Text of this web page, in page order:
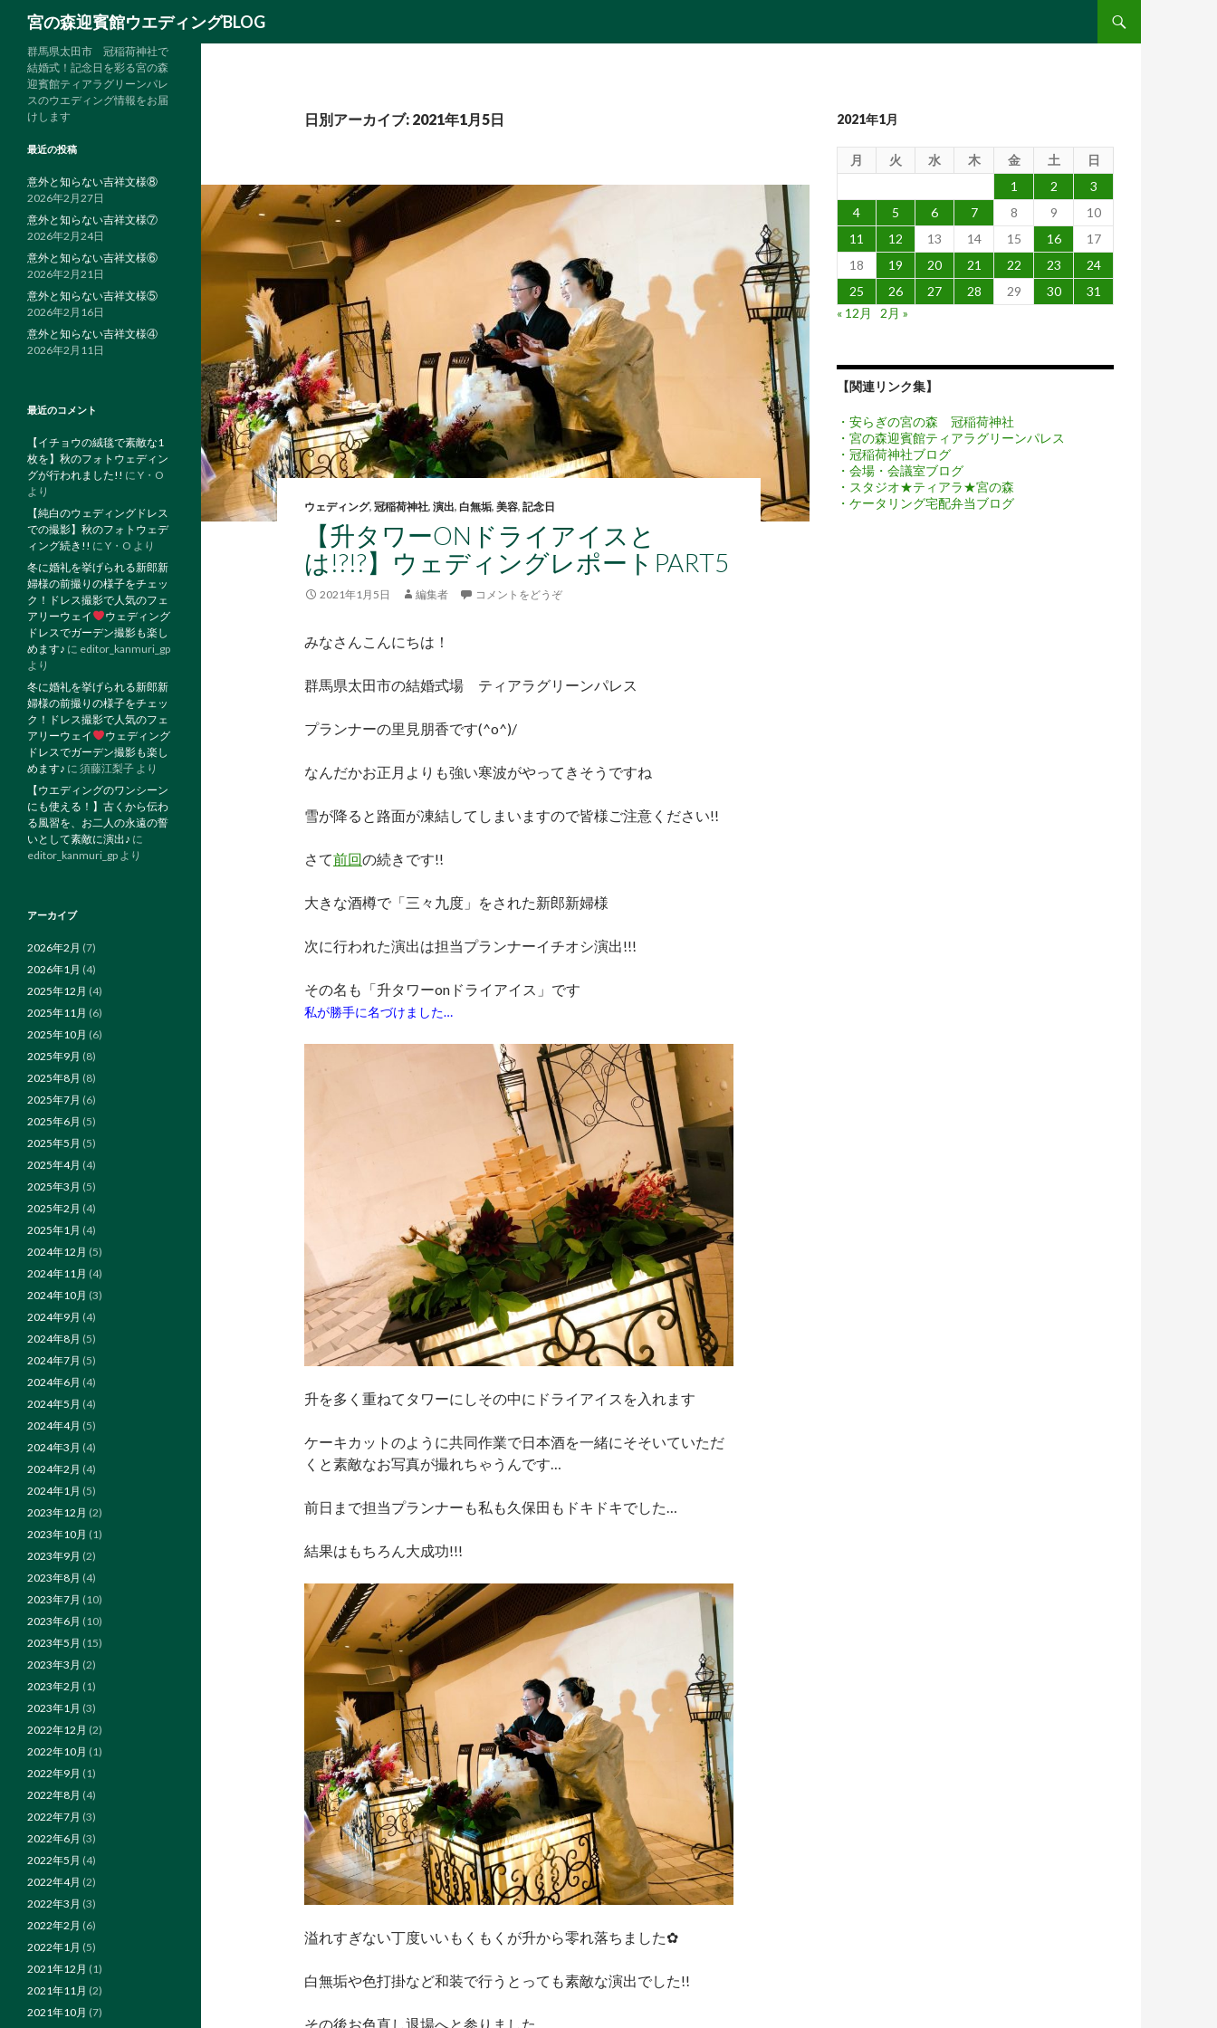
宮の森迎賓館ウエディングBLOG
日別アーカイブ: 2021年1月5日
ウェディング, 冠稲荷神社, 演出, 白無垢, 美容, 記念日
【升タワーONドライアイスと
は!?!?】ウェディングレポートPART5
2021年1月5日 編集者 コメントをどうぞ
みなさんこんにちは！
群馬県太田市の結婚式場 ティアラグリーンパレス
プランナーの里見朋香です(^o^)/
なんだかお正月よりも強い寒波がやってきそうですね
雪が降ると路面が凍結してしまいますので皆様ご注意ください!!
さて前回の続きです!!
大きな酒樽で「三々九度」をされた新郎新婦様
次に行われた演出は担当プランナーイチオシ演出!!!
その名も「升タワーonドライアイス」です
私が勝手に名づけました…
升を多く重ねてタワーにしその中にドライアイスを入れます
ケーキカットのように共同作業で日本酒を一緒にそそいていただ
くと素敵なお写真が撮れちゃうんです…
前日まで担当プランナーも私も久保田もドキドキでした…
結果はもちろん大成功!!!
溢れすぎない丁度いいもくもくが升から零れ落ちました✿
白無垢や色打掛など和装で行うとっても素敵な演出でした!!
その後お色直し退場へと参りました
2021年1月
月 火 水 木 金 土
日
1
2
3
4
5 6 7 8 9
10
11
12 13 14 15 16
17
18
19 20 21 22 23
24
25
26 27 28 29 30
31
« 12月
2月 »
【関連リンク集】
・安らぎの宮の森 冠稲荷神社
・宮の森迎賓館ティアラグリーンパレス
・冠稲荷神社ブログ
・会場・会議室ブログ
・スタジオ★ティアラ★宮の森
・ケータリング宅配弁当ブログ
群馬県太田市 冠稲荷神社で
結婚式！記念日を彩る宮の森
迎賓館ティアラグリーンパレ
スのウエディング情報をお届
けします
最近の投稿
意外と知らない吉祥文様⑧
2026年2月27日
意外と知らない吉祥文様⑦
2026年2月24日
意外と知らない吉祥文様⑥
2026年2月21日
意外と知らない吉祥文様⑤
2026年2月16日
意外と知らない吉祥文様④
2026年2月11日
最近のコメント
【イチョウの絨毯で素敵な1
枚を】秋のフォトウェディン
グが行われました!! に Y・O
より
【純白のウェディングドレス
での撮影】秋のフォトウェデ
ィング続き!! に Y・O より
冬に婚礼を挙げられる新郎新
婦様の前撮りの様子をチェッ
ク！ドレス撮影で人気のフェ
アリーウェイ
ウェディング
ドレスでガーデン撮影も楽し
めます♪ に editor_kanmuri_gp
より
冬に婚礼を挙げられる新郎新
婦様の前撮りの様子をチェッ
ク！ドレス撮影で人気のフェ
アリーウェイ
ウェディング
ドレスでガーデン撮影も楽し
めます♪ に 須藤江梨子 より
【ウエディングのワンシーン
にも使える！】古くから伝わ
る風習を、お二人の永遠の誓
いとして素敵に演出♪ に
editor_kanmuri_gp より
アーカイブ
2026年2月 (7)
2026年1月 (4)
2025年12月 (4)
2025年11月 (6)
2025年10月 (6)
2025年9月 (8)
2025年8月 (8)
2025年7月 (6)
2025年6月 (5)
2025年5月 (5)
2025年4月 (4)
2025年3月 (5)
2025年2月 (4)
2025年1月 (4)
2024年12月 (5)
2024年11月 (4)
2024年10月 (3)
2024年9月 (4)
2024年8月 (5)
2024年7月 (5)
2024年6月 (4)
2024年5月 (4)
2024年4月 (5)
2024年3月 (4)
2024年2月 (4)
2024年1月 (5)
2023年12月 (2)
2023年10月 (1)
2023年9月 (2)
2023年8月 (4)
2023年7月 (10)
2023年6月 (10)
2023年5月 (15)
2023年3月 (2)
2023年2月 (1)
2023年1月 (3)
2022年12月 (2)
2022年10月 (1)
2022年9月 (1)
2022年8月 (4)
2022年7月 (3)
2022年6月 (3)
2022年5月 (4)
2022年4月 (2)
2022年3月 (3)
2022年2月 (6)
2022年1月 (5)
2021年12月 (1)
2021年11月 (2)
2021年10月 (7)